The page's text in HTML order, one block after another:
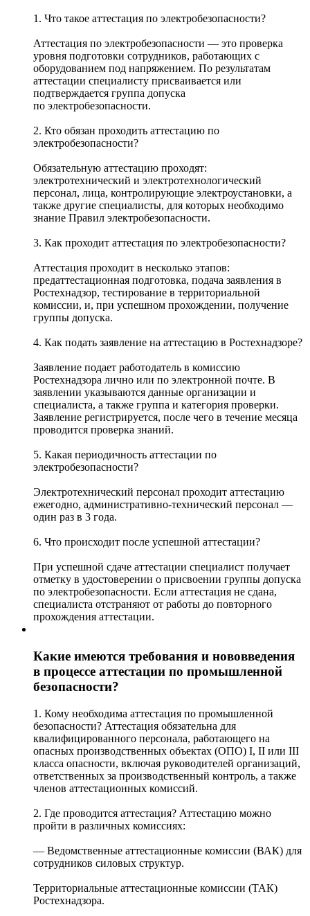
1. Что такое аттестация по электробезопасности?
Аттестация по электробезопасности — это проверка
уровня подготовки сотрудников, работающих с
оборудованием под напряжением. По результатам
аттестации специалисту присваивается или
подтверждается группа допуска
по электробезопасности.
2. Кто обязан проходить аттестацию по
электробезопасности?
Обязательную аттестацию проходят:
электротехнический и электротехнологический
персонал, лица, контролирующие электроустановки, а
также другие специалисты, для которых необходимо
знание Правил электробезопасности.
3. Как проходит аттестация по электробезопасности?
Аттестация проходит в несколько этапов:
предаттестационная подготовка, подача заявления в
Ростехнадзор, тестирование в территориальной
комиссии, и, при успешном прохождении, получение
группы допуска.
4. Как подать заявление на аттестацию в Ростехнадзоре?
Заявление подает работодатель в комиссию
Ростехнадзора лично или по электронной почте. В
заявлении указываются данные организации и
специалиста, а также группа и категория проверки.
Заявление регистрируется, после чего в течение месяца
проводится проверка знаний.
5. Какая периодичность аттестации по
электробезопасности?
Электротехнический персонал проходит аттестацию
ежегодно, административно-технический персонал —
один раз в 3 года.
6. Что происходит после успешной аттестации?
При успешной сдаче аттестации специалист получает
отметку в удостоверении о присвоении группы допуска
по электробезопасности. Если аттестация не сдана,
специалиста отстраняют от работы до повторного
прохождения аттестации.
Какие имеются требования и нововведения
в процессе аттестации по промышленной
безопасности?
1. Кому необходима аттестация по промышленной
безопасности? Аттестация обязательна для
квалифицированного персонала, работающего на
опасных производственных объектах (ОПО) I, II или III
класса опасности, включая руководителей организаций,
ответственных за производственный контроль, а также
членов аттестационных комиссий.
2. Где проводится аттестация? Аттестацию можно
пройти в различных комиссиях:
— Ведомственные аттестационные комиссии (ВАК) для
сотрудников силовых структур.
Территориальные аттестационные комиссии (ТАК)
Ростехнадзора.